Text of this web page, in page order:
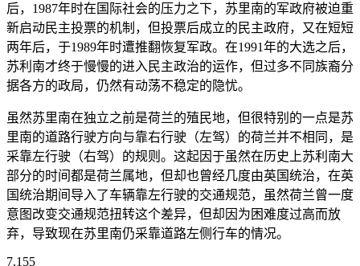
后，1987年时在国际社会的压力之下，苏里南的军政府被迫重
新启动民主投票的机制，但投票后成立的民主政府，又在短短
两年后，于1989年时遭推翻恢复军政。在1991年的大选之后，
苏利南才终于慢慢的进入民主政治的运作，但过多不同族裔分
据各方的政局，仍然有动荡不稳定的隐忧。
虽然苏里南在独立之前是荷兰的殖民地，但很特别的一点是苏
里南的道路行驶方向与靠右行驶（左驾）的荷兰并不相同，是
采靠左行驶（右驾）的规则。这起因于虽然在历史上苏利南大
部分的时间都是荷兰属地，但却也曾经几度由英国统治，在英
国统治期间导入了车辆靠左行驶的交通规范，虽然荷兰曾一度
意图改变交通规范扭转这个差异，但却因为困难度过高而放
弃，导致现在苏里南仍采靠道路左侧行车的情况。
7,155